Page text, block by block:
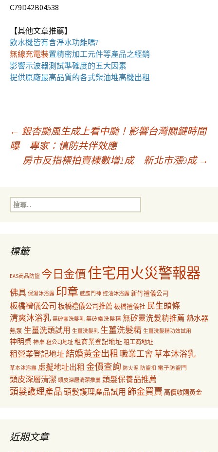
C79D42B04538
【其他文章推薦】
飲水機皆有含淨水功能嗎?
無線充電裝置精密加工元件等產品之經銷
影響示波器測試準確度的五大因素
提供原廠最高品質的各式柴油堆高機出租
文
章
導
← 銀杏颱風生成上看中颱！影響台灣關鍵時間
曝 專家：慎防共伴效應
房市反指標拍賣棟數增1成 新北市漲9成 →
搜
尋
標籤
EAS商品防盜 今日金價住宅用火災警報器
佛具 保濕沐浴露 印章 感應門神 控油沐浴露 新竹禮儀公司
板橋禮儀公司 板橋禮儀公司推薦板橋禮儀社 民生頭條
清爽沐浴乳 無矽靈洗髮乳 無矽靈洗髮精 無矽靈洗髮精推薦 熱水器
熱泵 生薑洗頭試用 生薑洗髮乳 生薑洗髮精 生薑洗髮精功效試用
神明桌 神桌 租公司地址 租商業登記地址 租工商地址
租營業登記地址結婚黃金出租職業工會草本沐浴乳
草本沐浴露 虛擬地址出租 金價查詢 防火泥 防盜扣 電子防盜門
頭皮深層清潔 頭皮深層清潔推薦 頭髮保養品推薦
頭髮護理產品 頭髮護理產品試用 飾金買賣 高價收購黃金
近期文章